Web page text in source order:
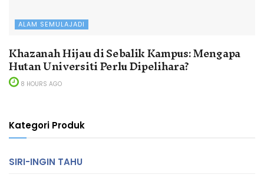
ALAM SEMULAJADI
Khazanah Hijau di Sebalik Kampus: Mengapa
Hutan Universiti Perlu Dipelihara?
8 HOURS AGO
Kategori Produk
SIRI-INGIN TAHU